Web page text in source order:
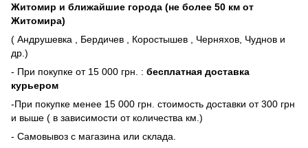
Житомир и ближайшие города (не более 50 км от
Житомира)
( Андрушевка , Бердичев , Коростышев , Черняхов, Чуднов и
др.)
- При покупке от 15 000 грн. : бесплатная доставка
курьером
-При покупке менее 15 000 грн. стоимость доставки от 300 грн
и выше ( в зависимости от количества км.)
- Самовывоз с магазина или склада.